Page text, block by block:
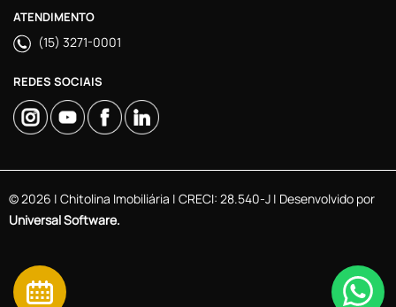
ATENDIMENTO
(15) 3271-0001
REDES SOCIAIS
© 2026 | Chitolina Imobiliária | CRECI: 28.540-J | Desenvolvido por
Universal Software.